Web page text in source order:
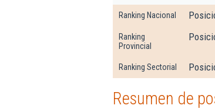
Ranking Nacional
Ranking
Provincial
Ranking Sectorial
Resumen de